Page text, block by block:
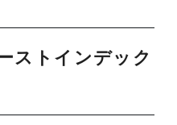
ストインデック